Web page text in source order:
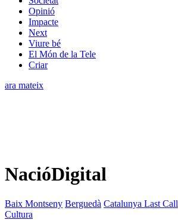
Opinió
Impacte
Next
Viure bé
El Món de la Tele
Criar
ara mateix
NacióDigital
Baix Montseny Berguedà Catalunya Last Call
Cultura